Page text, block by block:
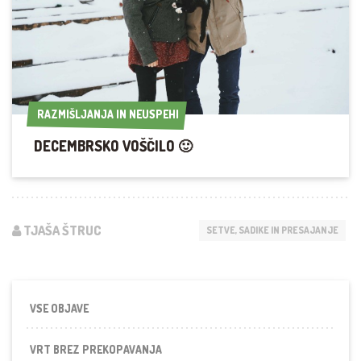
RAZMIŠLJANJA IN NEUSPEHI
RAZMIŠLJANJA IN NEUSPEHI
DECEMBRSKO VOŠČILO 🙂
TJAŠA ŠTRUC SETVE, SADIKE IN PRESAJANJE
VSE OBJAVE
VRT BREZ PREKOPAVANJA